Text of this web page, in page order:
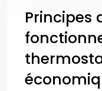
Principes